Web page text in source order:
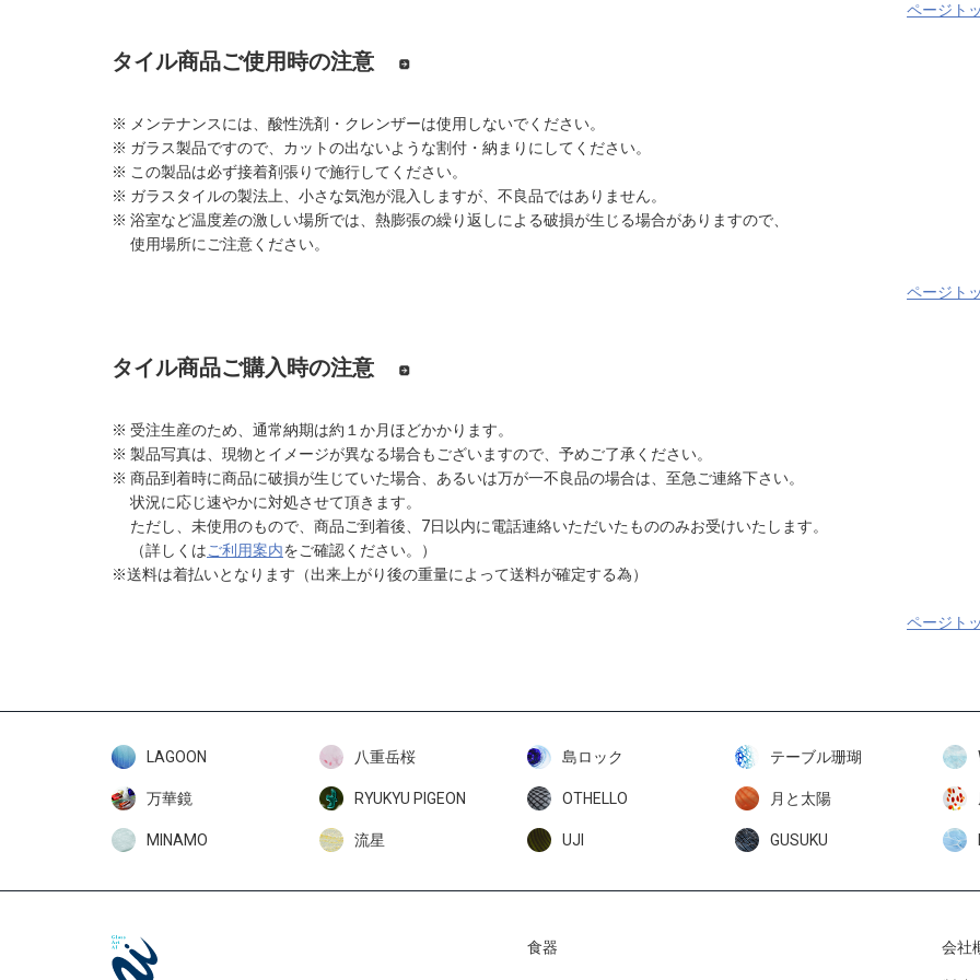
ページト
タイル商品ご使用時の注意
※ メンテナンスには、酸性洗剤・クレンザーは使用しないでください。
※ ガラス製品ですので、カットの出ないような割付・納まりにしてください。
※ この製品は必ず接着剤張りで施行してください。
※ ガラスタイルの製法上、小さな気泡が混入しますが、不良品ではありません。
※ 浴室など温度差の激しい場所では、熱膨張の繰り返しによる破損が生じる場合がありますので、
使用場所にご注意ください。
ページト
タイル商品ご購入時の注意
※ 受注生産のため、通常納期は約１か月ほどかかります。
※ 製品写真は、現物とイメージが異なる場合もございますので、予めご了承ください。
※ 商品到着時に商品に破損が生じていた場合、あるいは万が一不良品の場合は、至急ご連絡下さい。
状況に応じ速やかに対処させて頂きます。
ただし、未使用のもので、商品ご到着後、7日以内に電話連絡いただいたもののみお受けいたします。
（詳しくはご利用案内をご確認ください。）
※送料は着払いとなります（出来上がり後の重量によって送料が確定する為）
ページト
LAGOON 八重岳桜 島ロック テーブル珊瑚
万華鏡 RYUKYU PIGEON OTHELLO 月と太陽
MINAMO 流星 UJI GUSUKU
食器 会社